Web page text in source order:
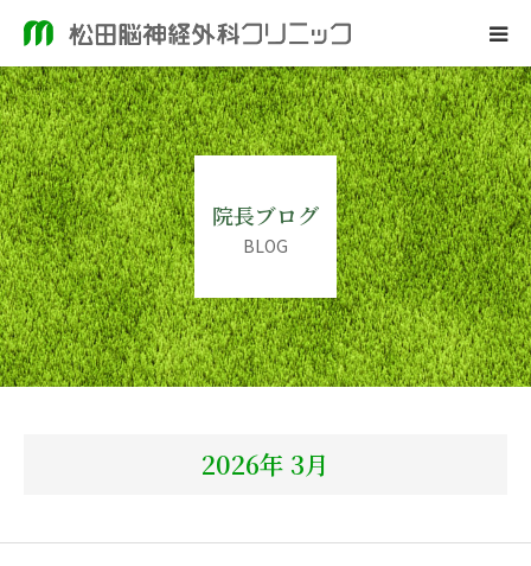
院長ブログ
BLOG
2026年 3月
ホーム
当院のご案内
脳神経外科
皮膚科
院長ブログ